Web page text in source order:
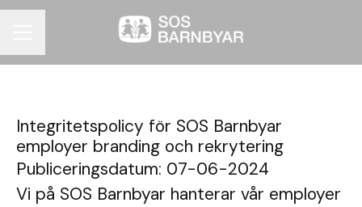
Integritetspolicy för SOS Barnbyar
employer branding och rekrytering
Publiceringsdatum: 07-06-2024
Vi på SOS Barnbyar hanterar vår employer